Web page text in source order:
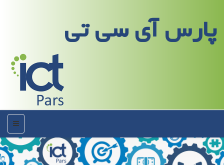
پارس آی سی تی
منو